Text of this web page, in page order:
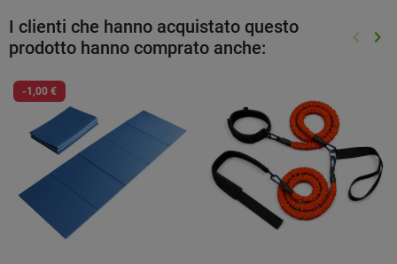
I clienti che hanno acquistato questo
prodotto hanno comprato anche:
keyboard_arrow_left keyboard_arrow_right
-1,00 €